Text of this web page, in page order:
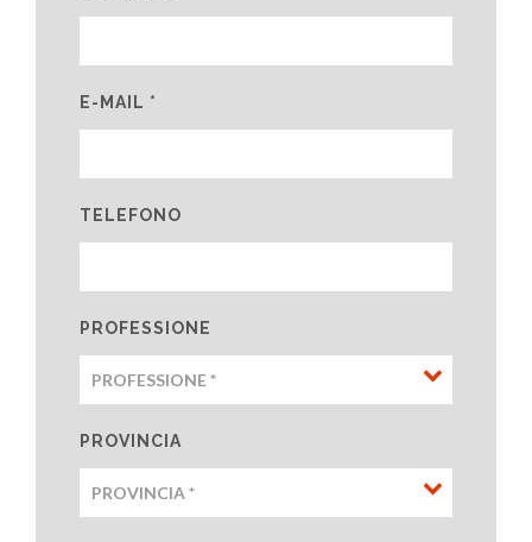
E-MAIL *
TELEFONO
PROFESSIONE
PROVINCIA